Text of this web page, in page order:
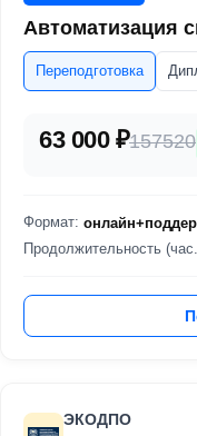
Автоматизация
Переподготовка
63 000 ₽157520
Формат:
Продолжительность
ЭКОДПО